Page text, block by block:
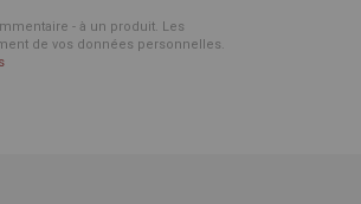
- à un produit. Les
de vos données personnelles.